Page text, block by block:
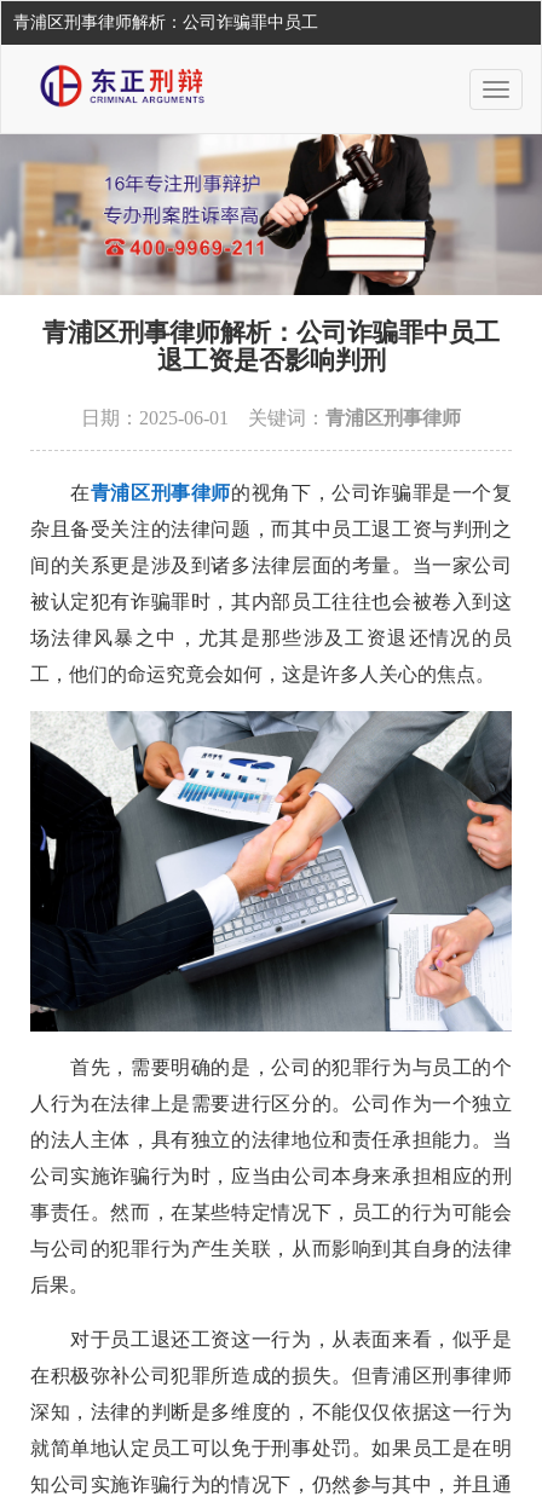
青浦区刑事律师解析：公司诈骗罪中员工
青浦区刑事律师解析：公司诈骗罪中员工
退工资是否影响判刑
日期：2025-06-01 关键词： 青浦区刑事律师
在青浦区刑事律师的视角下，公司诈骗罪是一个复
杂且备受关注的法律问题，而其中员工退工资与判刑之
间的关系更是涉及到诸多法律层面的考量。当一家公司
被认定犯有诈骗罪时，其内部员工往往也会被卷入到这
场法律风暴之中，尤其是那些涉及工资退还情况的员
工，他们的命运究竟会如何，这是许多人关心的焦点。
首先，需要明确的是，公司的犯罪行为与员工的个
人行为在法律上是需要进行区分的。公司作为一个独立
的法人主体，具有独立的法律地位和责任承担能力。当
公司实施诈骗行为时，应当由公司本身来承担相应的刑
事责任。然而，在某些特定情况下，员工的行为可能会
与公司的犯罪行为产生关联，从而影响到其自身的法律
后果。
对于员工退还工资这一行为，从表面来看，似乎是
在积极弥补公司犯罪所造成的损失。但青浦区刑事律师
深知，法律的判断是多维度的，不能仅仅依据这一行为
就简单地认定员工可以免于刑事处罚。如果员工是在明
知公司实施诈骗行为的情况下，仍然参与其中，并且通